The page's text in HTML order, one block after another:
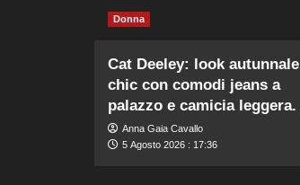
Donna
Cat Deeley: look autunnale
chic con comodi jeans a
palazzo e camicia leggera.
Anna Gaia Cavallo
5 Agosto 2026 : 17:36